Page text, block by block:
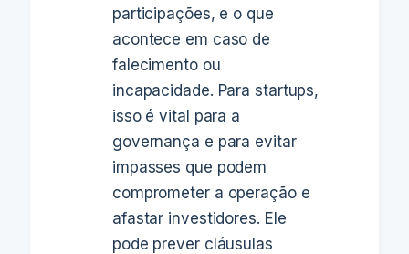
participações, e o que
acontece em caso de
falecimento ou
incapacidade. Para startups,
isso é vital para a
governança e para evitar
impasses que podem
comprometer a operação e
afastar investidores. Ele
pode prever cláusulas